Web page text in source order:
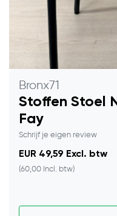
Bronx71
Stoffen Stoel
Fay
Schrijf je eigen review
EUR 49,59 Excl. btw
(60,00 Incl. btw)